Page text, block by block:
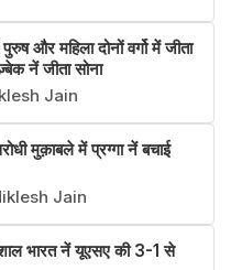
Jain
और महिला दोनों वर्गो में जीता
नें जीता सोना
Jain
मुक़ाबले में प्रग्गा नें बचाई
Jain